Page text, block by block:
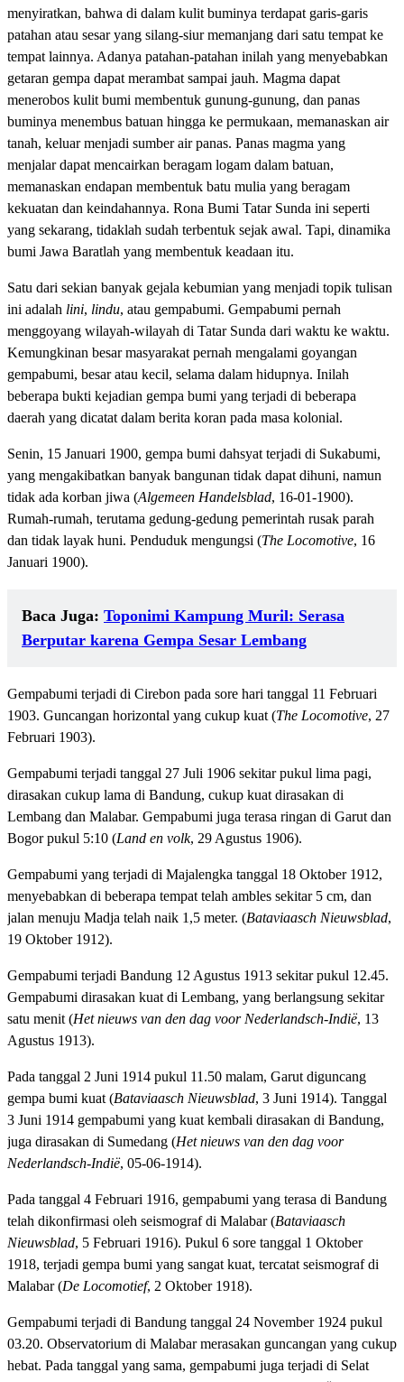
menyiratkan, bahwa di dalam kulit buminya terdapat garis-garis
patahan atau sesar yang silang-siur memanjang dari satu tempat ke
tempat lainnya. Adanya patahan-patahan inilah yang menyebabkan
getaran gempa dapat merambat sampai jauh. Magma dapat
menerobos kulit bumi membentuk gunung-gunung, dan panas
buminya menembus batuan hingga ke permukaan, memanaskan air
tanah, keluar menjadi sumber air panas. Panas magma yang
menjalar dapat mencairkan beragam logam dalam batuan,
memanaskan endapan membentuk batu mulia yang beragam
kekuatan dan keindahannya. Rona Bumi Tatar Sunda ini seperti
yang sekarang, tidaklah sudah terbentuk sejak awal. Tapi, dinamika
bumi Jawa Baratlah yang membentuk keadaan itu.
Satu dari sekian banyak gejala kebumian yang menjadi topik tulisan
ini adalah lini, lindu, atau gempabumi. Gempabumi pernah
menggoyang wilayah-wilayah di Tatar Sunda dari waktu ke waktu.
Kemungkinan besar masyarakat pernah mengalami goyangan
gempabumi, besar atau kecil, selama dalam hidupnya. Inilah
beberapa bukti kejadian gempa bumi yang terjadi di beberapa
daerah yang dicatat dalam berita koran pada masa kolonial.
Senin, 15 Januari 1900, gempa bumi dahsyat terjadi di Sukabumi,
yang mengakibatkan banyak bangunan tidak dapat dihuni, namun
tidak ada korban jiwa (Algemeen Handelsblad, 16-01-1900).
Rumah-rumah, terutama gedung-gedung pemerintah rusak parah
dan tidak layak huni. Penduduk mengungsi (The Locomotive, 16
Januari 1900).
Baca Juga: Toponimi Kampung Muril: Serasa
Berputar karena Gempa Sesar Lembang
Gempabumi terjadi di Cirebon pada sore hari tanggal 11 Februari
1903. Guncangan horizontal yang cukup kuat (The Locomotive, 27
Februari 1903).
Gempabumi terjadi tanggal 27 Juli 1906 sekitar pukul lima pagi,
dirasakan cukup lama di Bandung, cukup kuat dirasakan di
Lembang dan Malabar. Gempabumi juga terasa ringan di Garut dan
Bogor pukul 5:10 (Land en volk, 29 Agustus 1906).
Gempabumi yang terjadi di Majalengka tanggal 18 Oktober 1912,
menyebabkan di beberapa tempat telah ambles sekitar 5 cm, dan
jalan menuju Madja telah naik 1,5 meter. (Bataviaasch Nieuwsblad,
19 Oktober 1912).
Gempabumi terjadi Bandung 12 Agustus 1913 sekitar pukul 12.45.
Gempabumi dirasakan kuat di Lembang, yang berlangsung sekitar
satu menit (Het nieuws van den dag voor Nederlandsch-Indië, 13
Agustus 1913).
Pada tanggal 2 Juni 1914 pukul 11.50 malam, Garut diguncang
gempa bumi kuat (Bataviaasch Nieuwsblad, 3 Juni 1914). Tanggal
3 Juni 1914 gempabumi yang kuat kembali dirasakan di Bandung,
juga dirasakan di Sumedang (Het nieuws van den dag voor
Nederlandsch-Indië, 05-06-1914).
Pada tanggal 4 Februari 1916, gempabumi yang terasa di Bandung
telah dikonfirmasi oleh seismograf di Malabar (Bataviaasch
Nieuwsblad, 5 Februari 1916). Pukul 6 sore tanggal 1 Oktober
1918, terjadi gempa bumi yang sangat kuat, tercatat seismograf di
Malabar (De Locomotief, 2 Oktober 1918).
Gempabumi terjadi di Bandung tanggal 24 November 1924 pukul
03.20. Observatorium di Malabar merasakan guncangan yang cukup
hebat. Pada tanggal yang sama, gempabumi juga terjadi di Selat